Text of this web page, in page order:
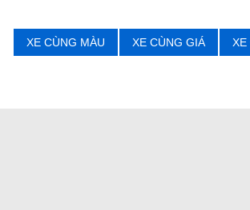
XE CÙNG MÀU XE CÙNG GIÁ XE